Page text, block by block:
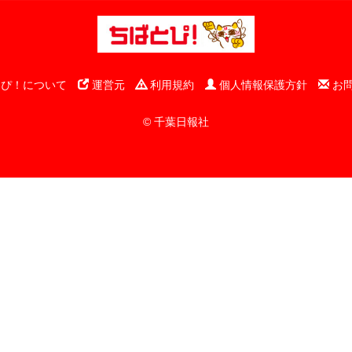
！について 運営元 利用規約 個人情報保護方針 お
© 千葉日報社